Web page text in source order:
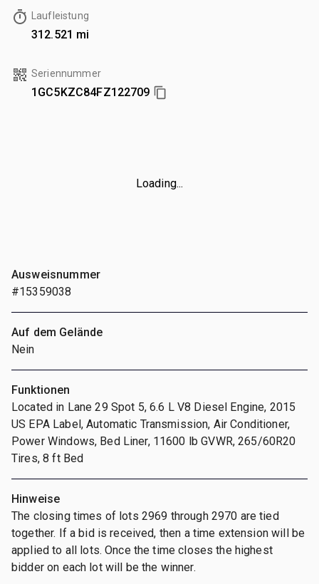
Laufleistung
312.521 mi
Seriennummer
1GC5KZC84FZ122709
Loading...
Ausweisnummer
#15359038
Auf dem Gelände
Nein
Funktionen
Located in Lane 29 Spot 5, 6.6 L V8 Diesel Engine, 2015
US EPA Label, Automatic Transmission, Air Conditioner,
Power Windows, Bed Liner, 11600 lb GVWR, 265/60R20
Tires, 8 ft Bed
Hinweise
The closing times of lots 2969 through 2970 are tied
together. If a bid is received, then a time extension will be
applied to all lots. Once the time closes the highest
bidder on each lot will be the winner.